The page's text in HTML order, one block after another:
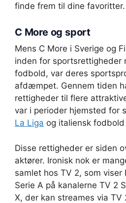
finde frem til dine favoritter.
C More og sport
Mens C More i Sverige og
inden for sportsrettigheder
fodbold, var deres
afdæmpet. Gennem tiden
rettigheder til flere
var i perioder hjemsted for
La Liga og italiensk
Disse rettigheder er siden
aktører. Ironisk nok er
samlet hos TV 2, som viser
Serie A på kanalerne TV 2
X, der kan streames via TV